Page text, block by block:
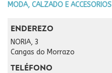
MODA, CALZADO E ACCESORIOS
ENDEREZO
NORIA, 3
Cangas do Morrazo
TELÉFONO